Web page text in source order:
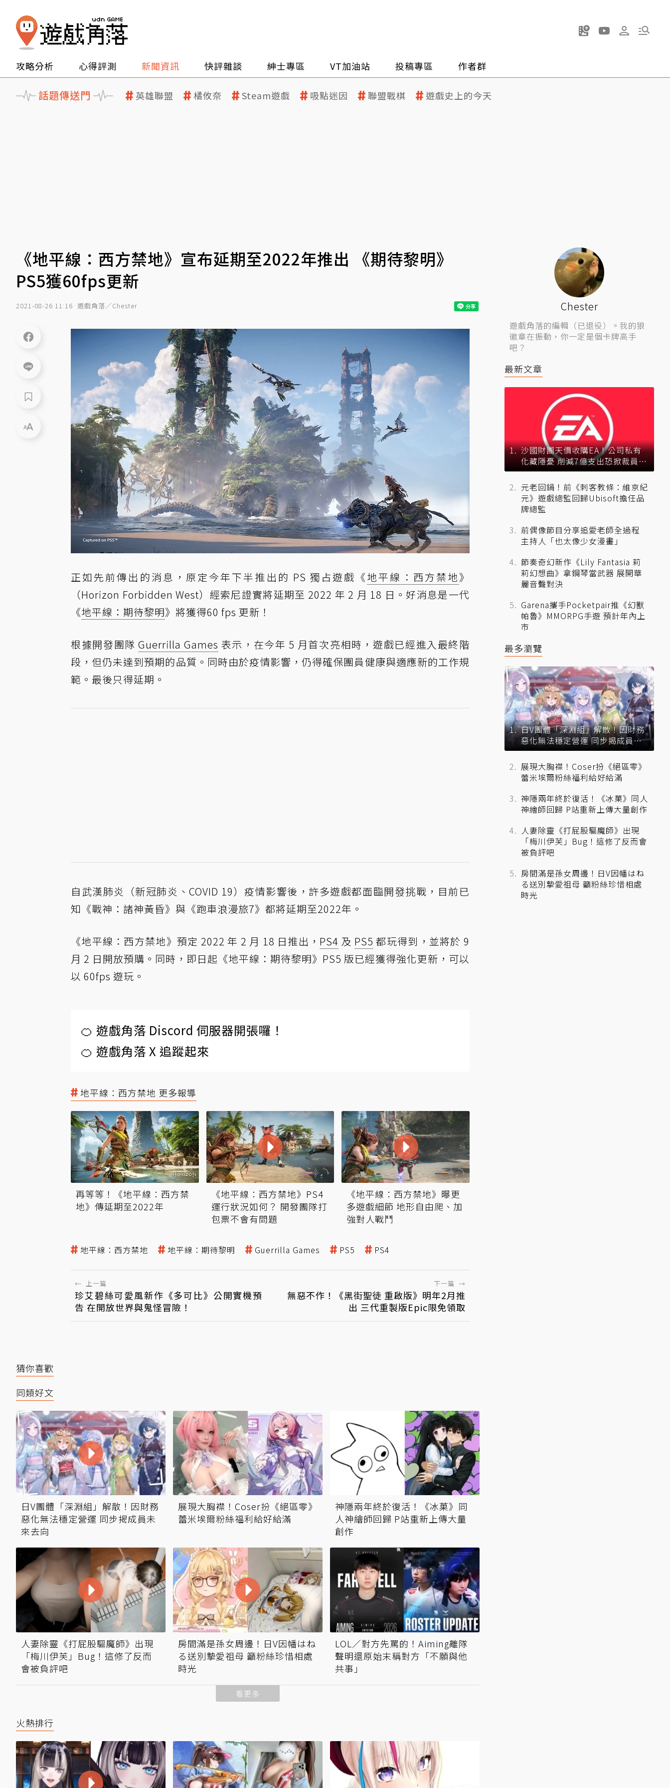
攻略分析 心得評測 新聞資訊 快評雜談 紳士專區 VT加油站 投稿專區 作者群
話題傳送門 英雄聯盟 橘攸奈 Steam遊戲 吸點迷因 聯盟戰棋 遊戲史上的今天
《地平線：西方禁地》宣布延期至2022年推出 《期待黎明》
PS5獲60fps更新
2021-08-26 11:16 遊戲角落／Chester
正如先前傳出的消息，原定今年下半推出的 PS 獨占遊戲《地平線：西方禁地》
（Horizon Forbidden West）經索尼證實將延期至 2022 年 2 月 18 日。好消息是一代
《地平線：期待黎明》將獲得60 fps 更新！
根據開發團隊Guerrilla Games 表示，在今年 5 月首次亮相時，遊戲已經進入最終階
段，但仍未達到預期的品質。同時由於疫情影響，仍得確保團員健康與適應新的工作規
範。最後只得延期。
自武漢肺炎（新冠肺炎、COVID 19）疫情影響後，許多遊戲都面臨開發挑戰，目前已
知《戰神：諸神黃昏》與《跑車浪漫旅7》都將延期至2022年。
《地平線：西方禁地》預定 2022 年 2 月 18 日推出， PS4 及 PS5 都玩得到，並將於 9
月 2 日開放預購。同時，即日起《地平線：期待黎明》PS5 版已經獲得強化更新，可以
以 60fps 遊玩。
🍊 遊戲角落 Discord 伺服器開張囉！
🍊 遊戲角落 X 追蹤起來
地平線：西方禁地 更多報導
再等等！《地平線：西方禁
地》傳延期至2022年
《地平線：西方禁地》PS4
運行狀況如何？ 開發團隊打
包票不會有問題
《地平線：西方禁地》曝更
多遊戲細節 地形自由爬、加
強對人戰鬥
地平線：西方禁地 地平線：期待黎明 Guerrilla Games PS5 PS4
← 上一篇
珍艾碧絲可愛風新作《多可比》公開實機預
告 在開放世界與鬼怪冒險！
下一篇 →
無惡不作！《黑街聖徒 重啟版》明年2月推
出 三代重製版Epic限免領取
猜你喜歡
同類好文
日V團體「深淵組」解散！因財務
惡化無法穩定營運 同步揭成員未
來去向
展現大胸襟！Coser扮《絕區零》
蕾米埃爾粉絲福利給好給滿
神隱兩年終於復活！《冰菓》同
人神繪師回歸 P站重新上傳大量
創作
人妻除靈《打屁股驅魔師》出現
「梅川伊芙」Bug！這修了反而
會被負評吧
房間滿是孫女周邊！日V因幡はね
る送別摯愛祖母 籲粉絲珍惜相處
時光
LOL／對方先罵的！Aiming離隊
聲明還原始末稱對方「不願與他
共事」
看更多
火熱排行
Chester
遊戲角落的編輯（已退役）。我的狼
徽章在振動，你一定是個卡牌高手
吧？
最新文章
沙國財團天價收購EA！公司私有
化藏隱憂 削減7億支出恐掀裁員風
暴？
元老回鍋！前《刺客教條：維京紀
元》遊戲總監回歸Ubisoft擔任品
牌總監
前偶像節目分享追愛老師全過程
主持人「也太像少女漫畫」
節奏奇幻新作《Lily Fantasia 莉
莉幻想曲》拿鋼琴當武器 展開華
麗音聲對決
Garena攜手Pocketpair推《幻獸
帕魯》MMORPG手遊 預計年內上
市
最多瀏覽
日V團體「深淵組」解散！因財務
惡化無法穩定營運 同步揭成員未
來去向
展現大胸襟！Coser扮《絕區零》
蕾米埃爾粉絲福利給好給滿
神隱兩年終於復活！《冰菓》同人
神繪師回歸 P站重新上傳大量創作
人妻除靈《打屁股驅魔師》出現
「梅川伊芙」Bug！這修了反而會
被負評吧
房間滿是孫女周邊！日V因幡はね
る送別摯愛祖母 籲粉絲珍惜相處
時光